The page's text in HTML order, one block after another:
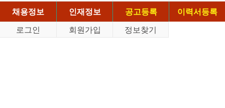
채용정보
인재정보 공고등록
이력서등록
로그인
회원가입 정보찾기